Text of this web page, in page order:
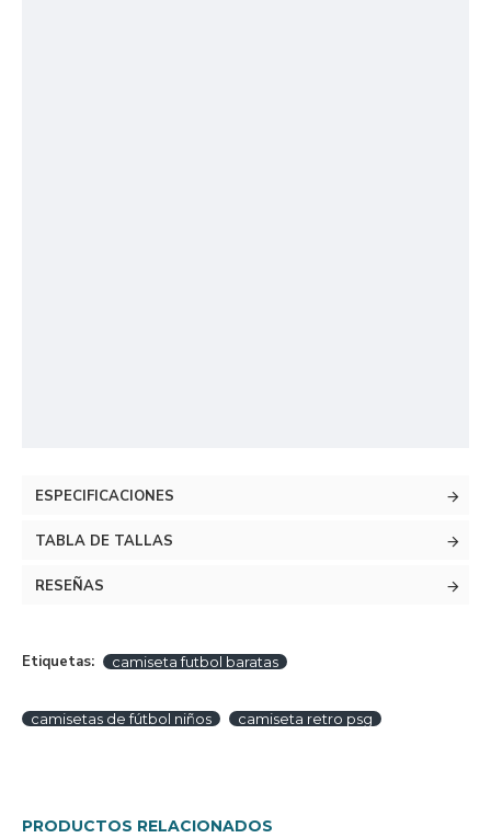
ESPECIFICACIONES
TABLA DE TALLAS
RESEÑAS
Etiquetas: camiseta futbol baratas
camisetas de fútbol niños camiseta retro psg
PRODUCTOS RELACIONADOS